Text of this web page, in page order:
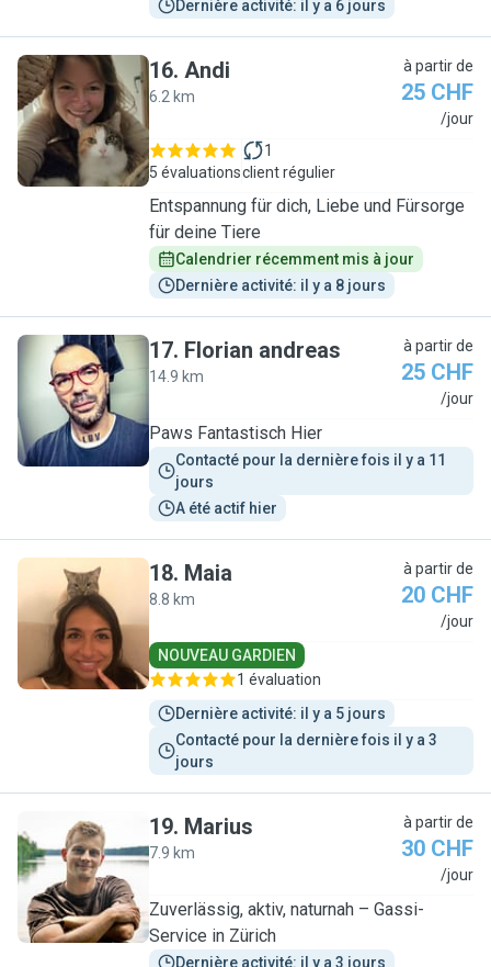
Dernière activité: il y a 6 jours
A
16. Andi
6.2 km
à partir de
25 CHF
/jour
5 évaluations
1
client régulier
Entspannung für dich, Liebe und Fürsorge
für deine Tiere
Calendrier récemment mis à jour
Dernière activité: il y a 8 jours
F
17. Florian andreas
14.9 km
à partir de
25 CHF
/jour
Paws Fantastisch Hier
Contacté pour la dernière fois il y a 11
jours
A été actif hier
M
18. Maia
8.8 km
à partir de
20 CHF
/jour
NOUVEAU GARDIEN
1 évaluation
Dernière activité: il y a 5 jours
Contacté pour la dernière fois il y a 3
jours
M
19. Marius
7.9 km
à partir de
30 CHF
/jour
Zuverlässig, aktiv, naturnah – Gassi-
Service in Zürich
Dernière activité: il y a 3 jours